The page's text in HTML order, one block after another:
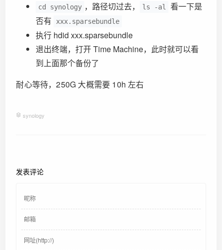
cd synology ，路径切过去， ls -al
看一下是
否有
xxx.sparsebundle
执行 hdid xxx.sparsebundle
退出终端，打开 Time Machine，此时就可以看
到上面那个备份了
耐心等待，250G 大概需要 10h 左右
synology
发表评论